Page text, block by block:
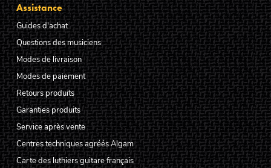
Assistance
Guides d'achat
Questions des musiciens
Modes de livraison
Modes de paiement
Retours produits
Garanties produits
Service après vente
Centres techniques agréés Algam
Carte des luthiers guitare français